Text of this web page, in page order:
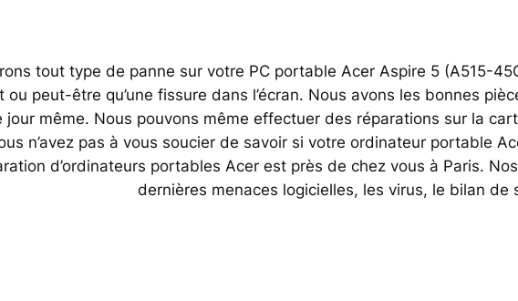
tout type de panne sur votre PC portable Acer Aspire 5 (A515-
ou peut-être qu’une fissure dans l’écran. Nous avons les bonnes
jour même. Nous pouvons même effectuer des réparations sur la
n’avez pas à vous soucier de savoir si votre ordinateur portable
d’ordinateurs portables Acer est près de chez vous à Paris.
dernières menaces logicielles, les virus, le bilan de